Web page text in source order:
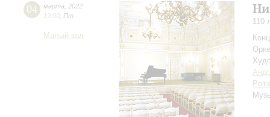
04 марта
2022
19:00 Пт
Малый зал
110
Рота